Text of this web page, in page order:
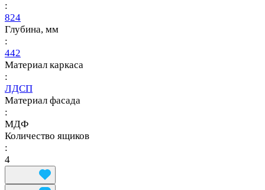
:
824
Глубина, мм
:
442
Материал каркаса
:
ЛДСП
Материал фасада
:
МДФ
Количество ящиков
:
4